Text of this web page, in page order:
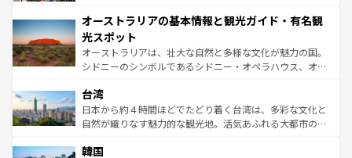
部のニューオーリンズでは、音楽と美食が融合した独特の
文化が魅力。旅行者はアメリカの各地域で異なる魅力を楽
しみながら、その多様性と豊かな歴史を感じることができ
るだろう。車でのロードトリップや列車の旅も、アメリカ
情報は
ワイ島は見逃せない。また、定番の観光地といえばオアフ
島だが、静かな自然を求めるならマウイ島やカウアイ島が
おすすめ。エメラルドグリーンに輝く海をはじめ、豊かな
文化や歴史が息づいている。「アロハスピリット」と呼ば
人々、おいしいローカルフードやハワイアンミュージッ
ク、伝統的なフラダンスなど、すべてがハワイの魅力を彩
っている。訪れるたびに新しい発見と感動が待っているハ
はコンテンツ一覧
オーストラリアの基本情報と観光ガイド・有名観
光スポット
オーストラリアは、壮大な自然と多様な文化が魅力の国。
シドニーのシンボルであるシドニー・オペラハウス、オー
リアリーフや大陸中央部にそびえるウルル（エアーズロッ
ク）、タスマニアの美しい原生林やケアンズの熱帯雨林な
ど、見どころがたくさん。また、カフェやワイン、オージ
いる。アクティビティも充実しており、サーフィンやダイ
台湾
日本から約４時間ほどでたどり着く台湾は、多彩な文化と
自然が織りなす魅力的な観光地。活気あふれる大都市の台
ン）、静ひつな山岳地帯である台湾東部など、都市の喧騒
韓国